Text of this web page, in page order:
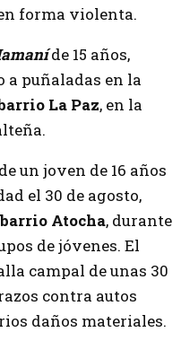
forma violenta.
níde 15 años,
a puñaladas en la
La Paz, en la
un joven de 16 años
el 30 de agosto,
barrio Atocha, durante
de jóvenes. El
campal de unas 30
contra autos
daños materiales.